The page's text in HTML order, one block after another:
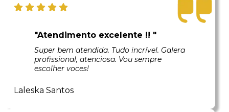
"Atendimento excelente !! "
Super bem atendida. Tudo incrível. Galera
profissional, atenciosa. Vou sempre
escolher voces!
Laleska Santos